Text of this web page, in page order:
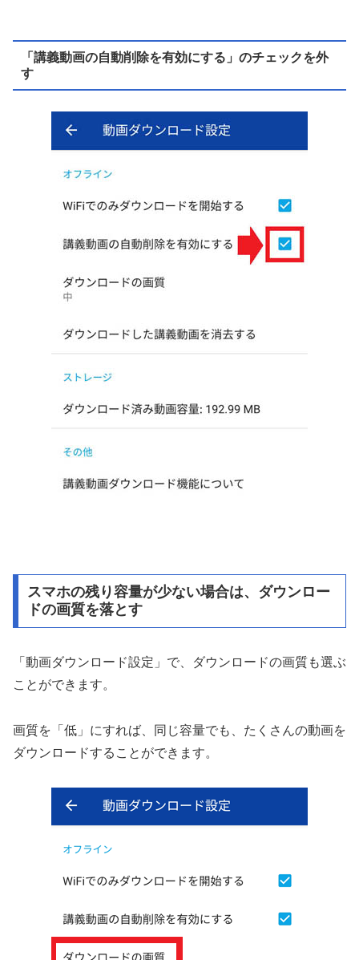
「講義動画の自動削除を有効にする」のチェックを外
す
スマホの残り容量が少ない場合は、ダウンロー
ドの画質を落とす
「動画ダウンロード設定」で、ダウンロードの画質も選ぶ
ことができます。
画質を「低」にすれば、同じ容量でも、たくさんの動画を
ダウンロードすることができます。